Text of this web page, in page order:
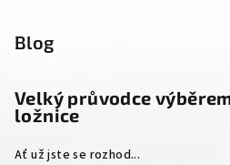
Blog
Velký průvodce
ložnice
Ať už jste se rozhod...